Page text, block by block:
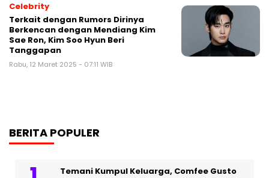
Celebrity
Terkait dengan Rumors Dirinya
Berkencan dengan Mendiang Kim
Sae Ron, Kim Soo Hyun Beri
Tanggapan
Rabu, 12 Maret 2025 - 07:11 WIB
BERITA POPULER
Temani Kumpul Keluarga, Comfee Gusto